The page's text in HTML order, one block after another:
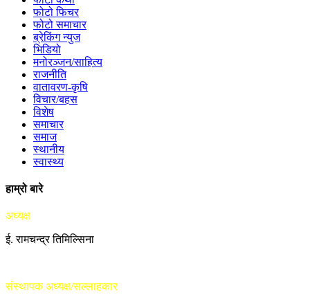
फोटो फिचर
फोटो समाचार
ब्रेकिंग न्युज
भिडियो
मनोरञ्जन/साहित्य
राजनीति
वातावरण-कृषि
विचार/बहस
विशेष
समाचार
समाज
स्थानीय
स्वास्थ्य
हाम्रो बारे
अध्यक्ष
ई. रामचन्द्र तिमिल्सिना
संस्थापक अध्यक्ष/सल्लाहकार